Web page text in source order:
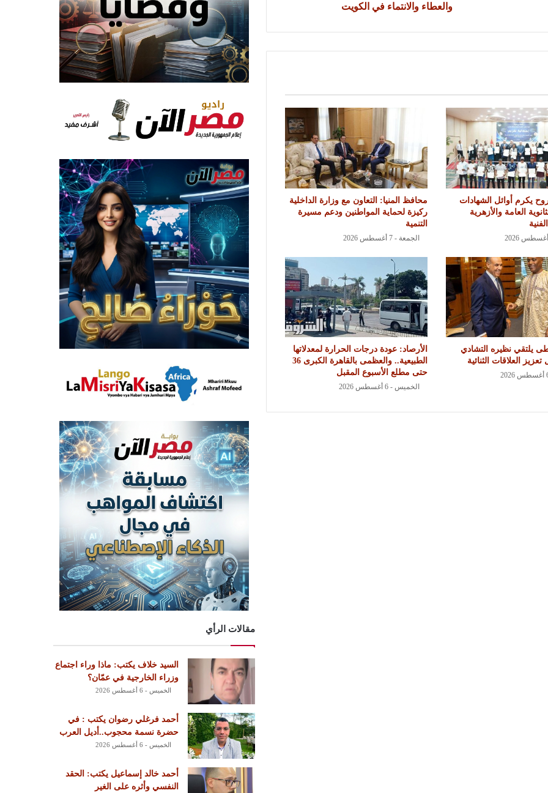
والعطاء والانتماء في الكويت
يكرم أوائل الشهادات
العامة والأزهرية
محافظ المنيا: التعاون مع وزارة الداخلية
ركيزة لحماية المواطنين ودعم مسيرة
التنمية
الجمعة - 7 أغسطس 2026
يلتقي نظيره التشادي
العلاقات الثنائية
الأرصاد: عودة درجات الحرارة لمعدلاتها
الطبيعية.. والعظمى بالقاهرة الكبرى 36
حتى مطلع الأسبوع المقبل
الخميس - 6 أغسطس 2026
مقالات الرأي
السيد خلاف يكتب: ماذا وراء اجتماع
وزراء الخارجية في عمّان؟
الخميس - 6 أغسطس 2026
أحمد فرغلي رضوان يكتب : في
حضرة نسمة محجوب..أديل العرب
الخميس - 6 أغسطس 2026
أحمد خالد إسماعيل يكتب: الحقد
النفسي وأثره على الغير